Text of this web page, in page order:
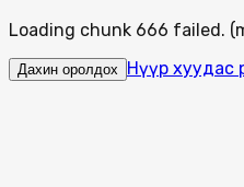
Loading chunk 666 failed.
Дахин оролдох Нүүр хуудас